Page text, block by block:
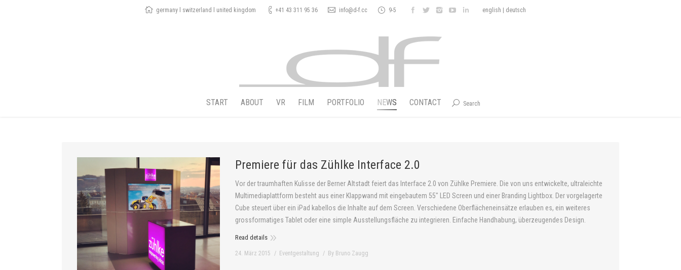
germany l switzerland l united kingdom +41 43 311 95 36 info@d-f.cc 9-5 english deutsch
START ABOUT VR FILM PORTFOLIO NEWS CONTACT Search
Premiere für das Zühlke Interface 2.0
Vor der traumhaften Kulisse der Berner Altstadt feiert das Interface 2.0 von Zühlke Premiere. Die von uns entwickelte, ultraleichte
Multimediaplattform besteht aus einer Klappwand mit eingebautem 55″ LED Screen und einer Branding Lightbox. Der vorgelagerte
Cube steuert über ein iPad kabellos die Inhalte auf dem Screen. Verschiedene Oberflächeneinsätze erlauben es, ein weiteres
grossformatiges Tablet oder eine simple Ausstellungsfläche zu integrieren. Einfache Handhabung, überzeugendes Design.
Read details
24. März 2015 Eventgestaltung By Bruno Zaugg